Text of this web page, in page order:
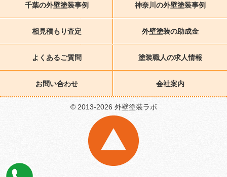
千葉の外壁塗装事例 神奈川の外壁塗装事例
相見積もり査定 外壁塗装の助成金
よくあるご質問 塗装職人の求人情報
お問い合わせ 会社案内
© 2013-2026 外壁塗装ラボ